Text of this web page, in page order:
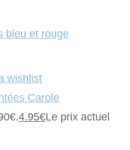
wishlist
Carole
4.95€Le prix actuel